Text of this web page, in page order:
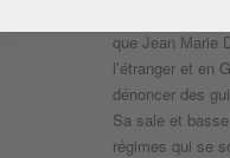
que Jean Marie
l’étranger et en
dénoncer des
Sa sale et
régimes qui se